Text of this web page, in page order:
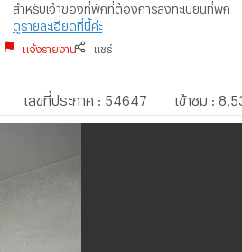
สำหรับเจ้าของที่พักที่ต้องการลงทะเบียนที่พัก
ดูรายละเอียดที่นี้ค่ะ
แจ้งรายงาน แชร์
เลขที่ประกาศ 54647 เข้าชม